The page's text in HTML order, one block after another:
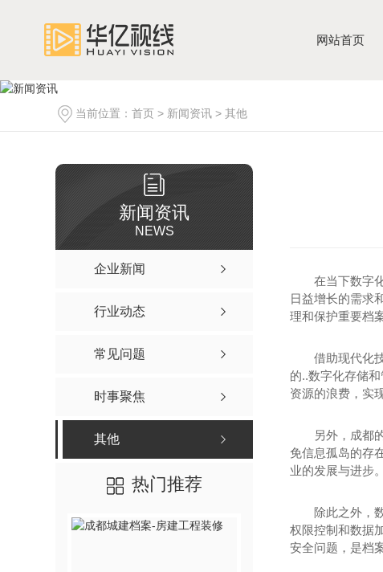
网站首页
当前位置： 首页 > 新闻资讯 > 其他
新闻资讯
NEWS
企业新闻
行业动态
常见问题
时事聚焦
其他
热门推荐
在当下数字
日益增长的需求
理和保护重要档
借助现代化
的..数字化存储
资源的浪费，实
另外，成都
免信息孤岛的存
业的发展与进步。
除此之外，
权限控制和数据
安全问题，是档